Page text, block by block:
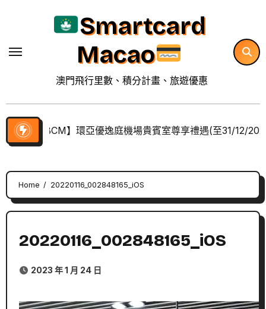
Smartcard
Macao
澳門飛行里數、積分計畫、旅遊優惠
【BCM】環亞優逸庭機場貴賓室尊享禮遇(至31/12/
Home 20220116_002848165_iOS
20220116_002848165_iOS
2023 年 1 月 24 日